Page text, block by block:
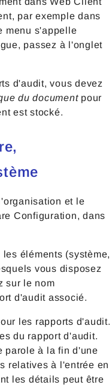
par exemple dans
menu s'appelle
passez à l'onglet
d'audit, vous devez
du document pour
est stocké.
et le
Configuration, dans
éléments (système,
vous disposez
sur le nom
d'audit associé.
les rapports d'audit.
du rapport d'audit.
parole à la fin d'une
relatives à l'entrée en
les détails peut être